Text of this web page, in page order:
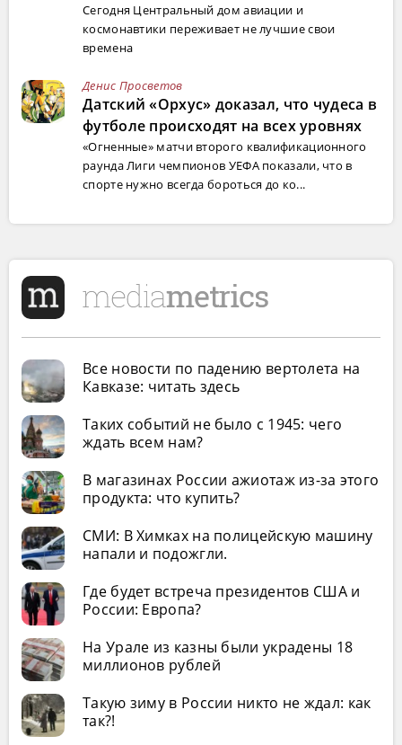
Сегодня Центральный дом авиации и
космонавтики переживает не лучшие свои
времена
Денис Просветов
Датский «Орхус» доказал, что чудеса в
футболе происходят на всех уровнях
«Огненные» матчи второго квалификационного
раунда Лиги чемпионов УЕФА показали, что в
спорте нужно всегда бороться до ко...
Все новости по падению вертолета на
Кавказе: читать здесь
Таких событий не было с 1945: чего
ждать всем нам?
В магазинах России ажиотаж из-за этого
продукта: что купить?
СМИ: В Химках на полицейскую машину
напали и подожгли.
Где будет встреча президентов США и
России: Европа?
На Урале из казны были украдены 18
миллионов рублей
Такую зиму в России никто не ждал: как
так?!